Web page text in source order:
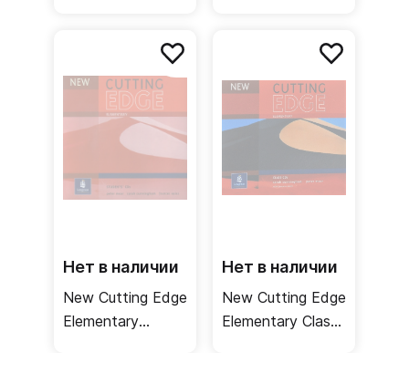
Test Master CD-
ROM / Книга для
учителя
Нет в наличии
New Cutting Edge
Elementary
Нет в наличии
New Cutting Edge
Elementary Class